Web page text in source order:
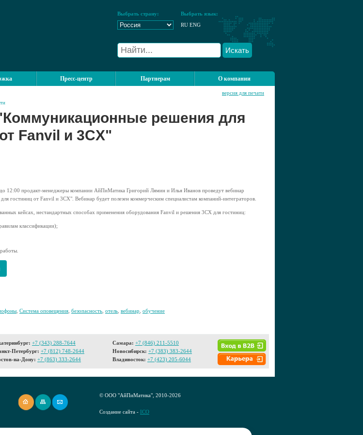
Выбрать страну:
Выбрать язык:
RU ENG
Искать
Пресс-центр Партнерам О компании
версия для печати
решения для
Fanvil и 3CX"
12:00 продакт-менеджеры компании АйПиМатика Григорий Лямин и Илья Иванов проведут вебинар
гостиниц от Fanvil и 3CX". Вебинар будет полезен коммерческим специалистам компаний-интеграторов.
кейсах, нестандартных способах применения оборудования Fanvil и решения 3CX для гостиниц:
классификации);
Система оповещения безопасность отель вебинар обучение
+7 (343) 288-7644
Петербург: +7 (812) 748-2644
на-Дону: +7 (863) 333-2644
Самара: +7 (846) 211-5510
Новосибирск: +7 (383) 383-2644
Владивосток: +7 (423) 205-6044
© ООО "АйПиМатика", 2010-2026
Создание сайта - ICO